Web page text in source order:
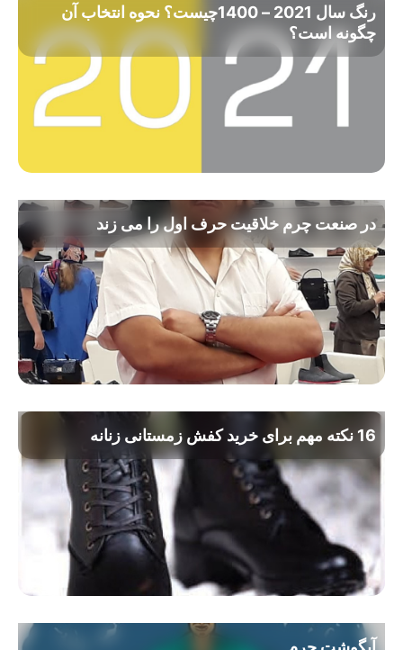
رنگ سال 2021 – 1400چیست؟ نحوه انتخاب آن
چگونه است؟
در صنعت چرم خلاقیت حرف اول را می زند
16 نکته مهم برای خرید کفش زمستانی زنانه